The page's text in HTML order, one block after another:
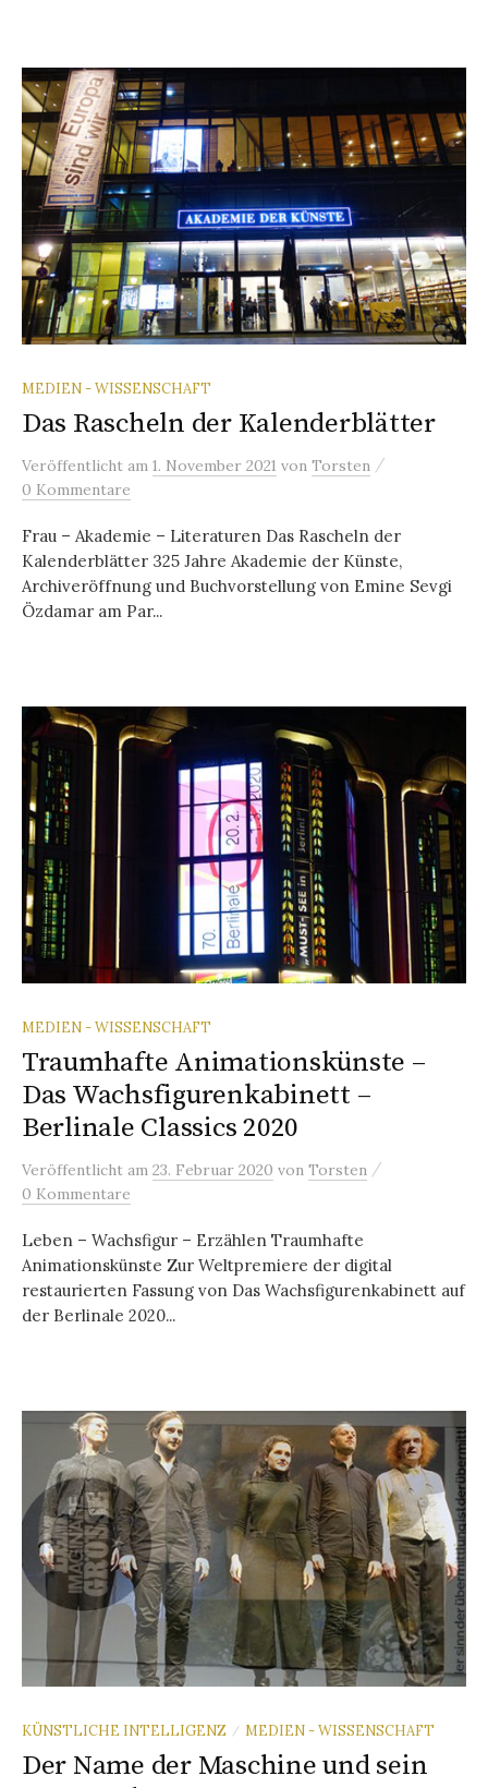
MEDIEN - WISSENSCHAFT
Das Rascheln der Kalenderblätter
Veröffentlicht am 1. November 2021 von Torsten /
0 Kommentare
Frau – Akademie – Literaturen Das Rascheln der
Kalenderblätter 325 Jahre Akademie der Künste,
Archiveröffnung und Buchvorstellung von Emine Sevgi
Özdamar am Par...
MEDIEN - WISSENSCHAFT
Traumhafte Animationskünste –
Das Wachsfigurenkabinett –
Berlinale Classics 2020
Veröffentlicht am 23. Februar 2020 von Torsten /
0 Kommentare
Leben – Wachsfigur – Erzählen Traumhafte
Animationskünste Zur Weltpremiere der digital
restaurierten Fassung von Das Wachsfigurenkabinett auf
der Berlinale 2020...
KÜNSTLICHE INTELLIGENZ / MEDIEN - WISSENSCHAFT
Der Name der Maschine und sein